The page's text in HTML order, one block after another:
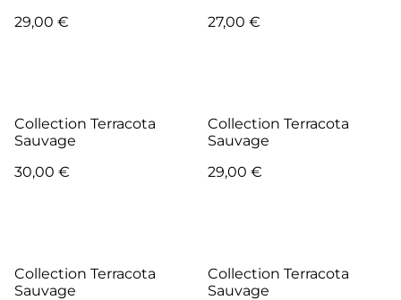
29,00 €
27,00 €
Collection Terracota
Sauvage
30,00 €
Collection Terracota
Sauvage
29,00 €
Collection Terracota
Sauvage
Collection Terracota
Sauvage